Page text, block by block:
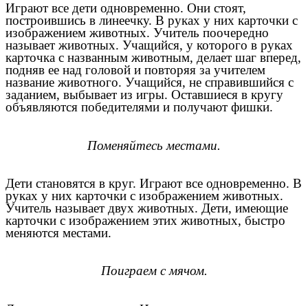
Играют все дети одновременно. Они стоят,
построившись в линеечку. В руках у них карточки с
изображением животных. Учитель поочередно
называет животных. Учащийся, у которого в руках
карточка с названным животным, делает шаг вперед,
подняв ее над головой и повторяя за учителем
название животного. Учащийся, не справившийся с
заданием, выбывает из игры. Оставшиеся в кругу
объявляются победителями и получают фишки.
Поменяйтесь местами.
Дети становятся в круг. Играют все одновременно. В
руках у них карточки с изображением животных.
Учитель называет двух животных. Дети, имеющие
карточки с изображением этих животных, быстро
меняются местами.
Поиграем с мячом.